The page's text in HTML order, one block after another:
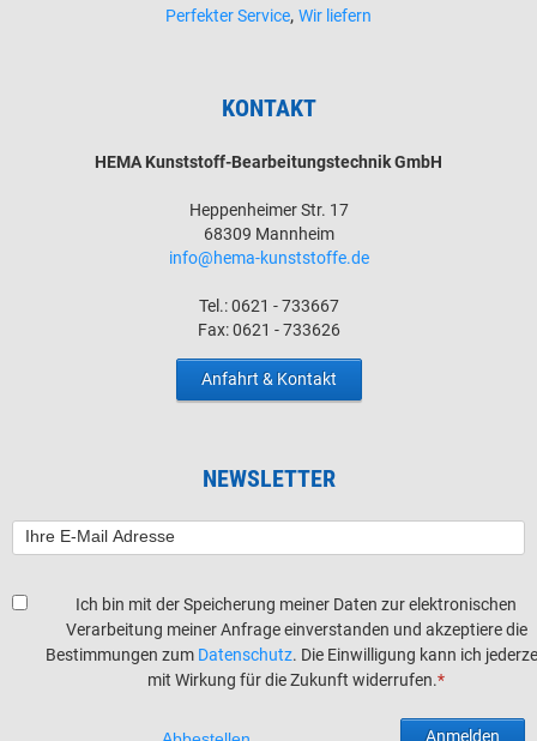
Perfekter Service, Wir liefern
KONTAKT
HEMA Kunststoff-Bearbeitungstechnik GmbH
Heppenheimer Str. 17
68309 Mannheim
info@hema-kunststoffe.de
Tel.: 0621 - 733667
Fax: 0621 - 733626
Anfahrt & Kontakt
NEWSLETTER
Ich bin mit der Speicherung meiner Daten zur elektronischen
Verarbeitung meiner Anfrage einverstanden und akzeptiere die
Bestimmungen zum Datenschutz. Die Einwilligung kann ich
mit Wirkung für die Zukunft widerrufen.*